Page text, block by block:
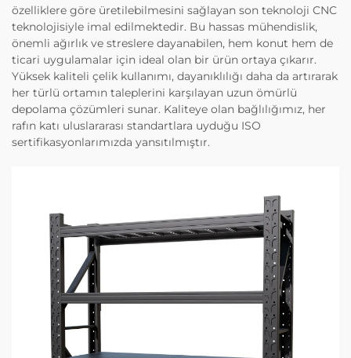
özelliklere göre üretilebilmesini sağlayan son teknoloji CNC
teknolojisiyle imal edilmektedir. Bu hassas mühendislik,
önemli ağırlık ve streslere dayanabilen, hem konut hem de
ticari uygulamalar için ideal olan bir ürün ortaya çıkarır.
Yüksek kaliteli çelik kullanımı, dayanıklılığı daha da artırarak
her türlü ortamın taleplerini karşılayan uzun ömürlü
depolama çözümleri sunar. Kaliteye olan bağlılığımız, her
rafın katı uluslararası standartlara uyduğu ISO
sertifikasyonlarımızda yansıtılmıştır.